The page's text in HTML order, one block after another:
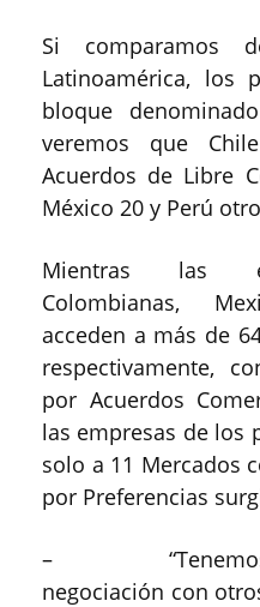
Si comparamos
Latinoamérica, los
bloque
veremos que
Acuerdos de Libre
México 20 y Perú
Mientras las
Colombianas,
acceden a más de
respectivamente,
por Acuerdos
las empresas de los
solo a 11 Mercados
por Preferencias
– “Tenemos
negociación con